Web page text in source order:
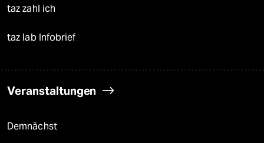
taz zahl ich
taz lab Infobrief
Veranstaltungen
Demnächst